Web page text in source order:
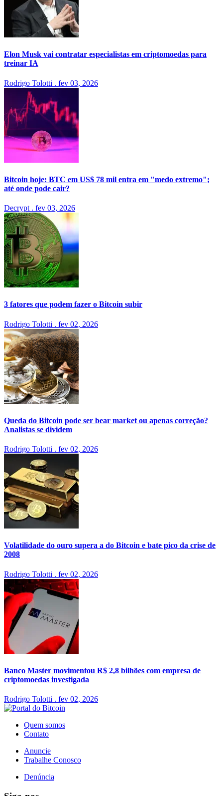
Elon Musk vai contratar especialistas em criptomoedas para
treinar IA
Rodrigo Tolotti . fev 03, 2026
Bitcoin hoje: BTC em US$ 78 mil entra em "medo extremo";
até onde pode cair?
Decrypt . fev 03, 2026
3 fatores que podem fazer o Bitcoin subir
Rodrigo Tolotti . fev 02, 2026
Queda do Bitcoin pode ser bear market ou apenas correção?
Analistas se dividem
Rodrigo Tolotti . fev 02, 2026
Volatilidade do ouro supera a do Bitcoin e bate pico da crise de
2008
Rodrigo Tolotti . fev 02, 2026
Banco Master movimentou R$ 2,8 bilhões com empresa de
criptomoedas investigada
Rodrigo Tolotti . fev 02, 2026
Quem somos
Contato
Anuncie
Trabalhe Conosco
Denúncia